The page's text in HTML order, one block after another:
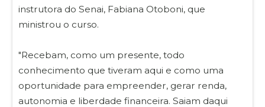
instrutora do Senai, Fabiana Otoboni, que
ministrou o curso.
"Recebam, como um presente, todo
conhecimento que tiveram aqui e como uma
oportunidade para empreender, gerar renda,
autonomia e liberdade financeira. Saiam daqui